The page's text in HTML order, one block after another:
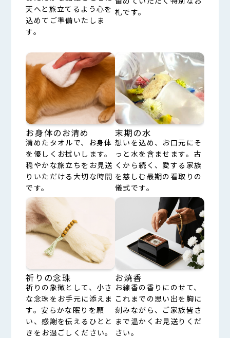
天へと旅立てるよう心を
込めてご準備いたしま
す。
札です。
お身体のお清め
清めたタオルで、お身体
を優しくお拭いします。
穏やかな旅立ちをお見送
りいただける大切な時間
です。
末期の水
想いを込め、お口元にそ
っと水を含ませます。古
くから続く、愛する家族
を慈しむ最期の看取りの
儀式です。
祈りの念珠
祈りの象徴として、小さ
な念珠をお手元に添えま
す。安らかな眠りを願
い、感謝を伝えるひとと
きをお過ごしください。
お焼香
お線香の香りにのせて、
これまでの思い出を胸に
刻みながら、ご家族皆さ
まで温かくお見送りくだ
さい。